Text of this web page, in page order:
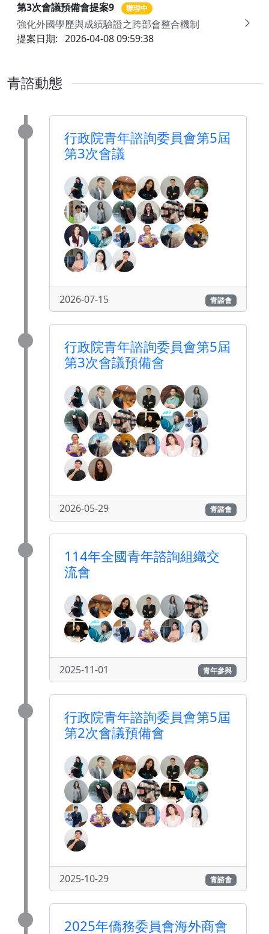
第3次會議預備會提案9 辦理中
強化外國學歷與成績驗證之跨部會整合機制
提案日期: 2026-04-08 09:59:38
青諮動態
行政院青年諮詢委員會第5屆
第3次會議
2026-07-15 青諮會
行政院青年諮詢委員會第5屆
第3次會議預備會
2026-05-29 青諮會
114年全國青年諮詢組織交
流會
2025-11-01 青年參與
行政院青年諮詢委員會第5屆
第2次會議預備會
2025-10-29 青諮會
2025年僑務委員會海外商會